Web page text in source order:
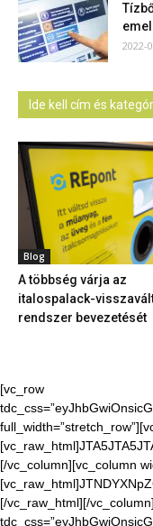
2022-
Ide kell cím és
Blog
A többség várja az
italospalack-
rendszer bevezetését
[vc_row
[/vc_column][vc_column
[/vc_raw_html][/